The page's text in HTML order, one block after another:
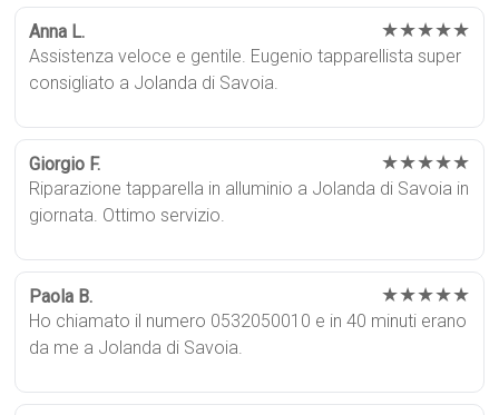
Anna L. ★★★★★
Assistenza veloce e gentile. Eugenio tapparellista super
consigliato a Jolanda di Savoia.
Giorgio F. ★★★★★
Riparazione tapparella in alluminio a Jolanda di Savoia in
giornata. Ottimo servizio.
Paola B. ★★★★★
Ho chiamato il numero 0532050010 e in 40 minuti erano
da me a Jolanda di Savoia.